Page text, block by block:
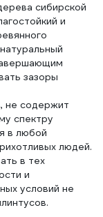
сибирской
и
зазоры
не содержит
спектру
в любой
людей.
в тех
и
условий не